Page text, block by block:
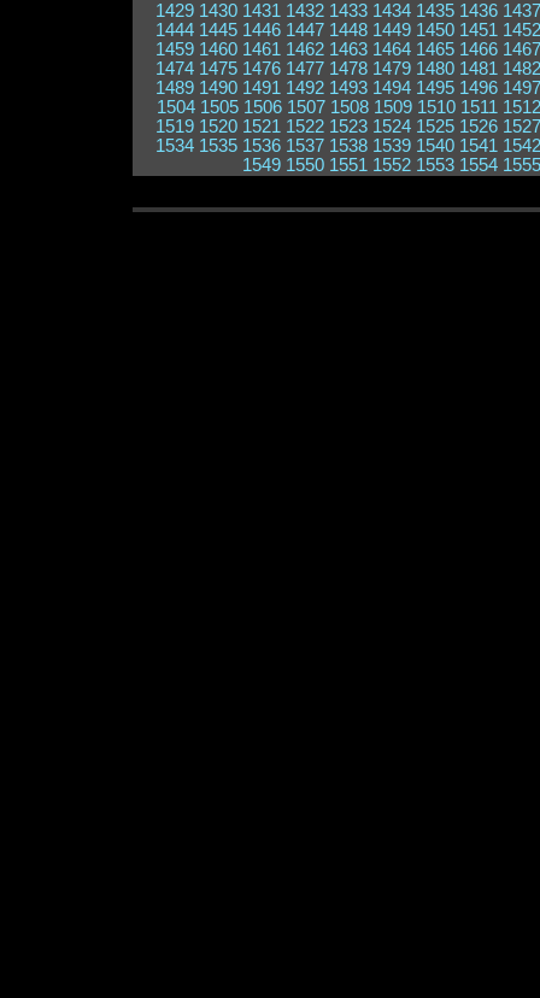
1429 1430 1431 1432 1433 1434 1435 1436 1437
1444 1445 1446 1447 1448 1449 1450 1451 1452
1459 1460 1461 1462 1463 1464 1465 1466 1467
1474 1475 1476 1477 1478 1479 1480 1481 1482
1489 1490 1491 1492 1493 1494 1495 1496 1497
1504 1505 1506 1507 1508 1509 1510 1511 1512
1519 1520 1521 1522 1523 1524 1525 1526 1527
1534 1535 1536 1537 1538 1539 1540 1541 1542
1549 1550 1551 1552 1553 1554 1555